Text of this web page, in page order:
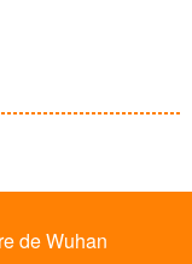
de Wuhan